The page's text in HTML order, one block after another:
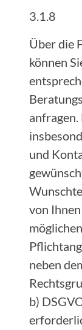
3.1.8
Über die
können
und
von
neben
b)